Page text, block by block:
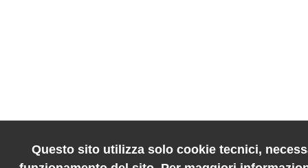
Questo sito utilizza solo cookie tecnici,